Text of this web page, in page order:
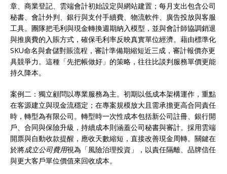
章、商業登記、雲端會計初始設定與網站建置；每月支出包含公司
秘書、會計外判、銀行與支付手續費、物流軟件、廣告投放與客服
工具。團隊把毛利與現金轉換週期納入模型，並與會計師協調銷退
與推廣費的入賬方式，確保毛利率反映真實單位經濟。藉由標準化
SKU命名與倉儲對賬流程，審計準備期縮短近三成，審計報價亦更
具競爭力。這種「先把帳做好」的策略，往往比談判服務單價更能
持久降本。
案例二：獨立顧問以專業服務為主。初期以低成本架構運作，重點
在客源建立與現金流穩定；在專案規模放大且需承擔更高合同責任
時，轉型為有限公司。轉型時一次性成本包括新公司註冊、銀行開
戶、合同與保險升級，持續成本則涵蓋公司秘書與審計。採用雲端
開票與自動收款提醒，應收天數縮短，直接改善現金周轉。關鍵在
於將成立公司費用視為「風險治理投資」，以責任隔離、品牌信任
與更大客戶單位價值來回收成本。